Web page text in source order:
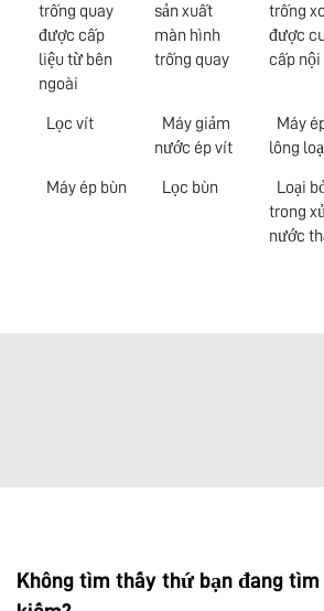
trống quay
được cấp
liệu từ bên
ngoài
sản xuất
màn hình
trống quay
trống
được
cấp nội
Lọc vít
Máy giảm
nước ép vít
Máy
lông
Máy ép bùn Lọc bùn
Loại
trong
nước
Không tìm thấy thứ bạn đang tìm